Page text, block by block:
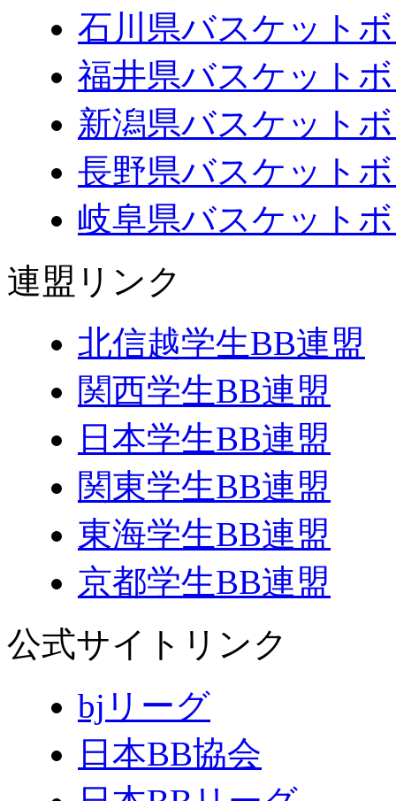
石川県バスケット
福井県バスケット
新潟県バスケット
長野県バスケット
岐阜県バスケット
連盟リンク
北信越学生BB連盟
関西学生BB連盟
日本学生BB連盟
関東学生BB連盟
東海学生BB連盟
京都学生BB連盟
公式サイトリンク
bjリーグ
日本BB協会